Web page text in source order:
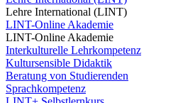
Lehre International (LINT)
LINT-Online Akademie
LINT-Online Akademie
Interkulturelle Lehrkompetenz
Kultursensible Didaktik
Beratung von Studierenden
Sprachkompetenz